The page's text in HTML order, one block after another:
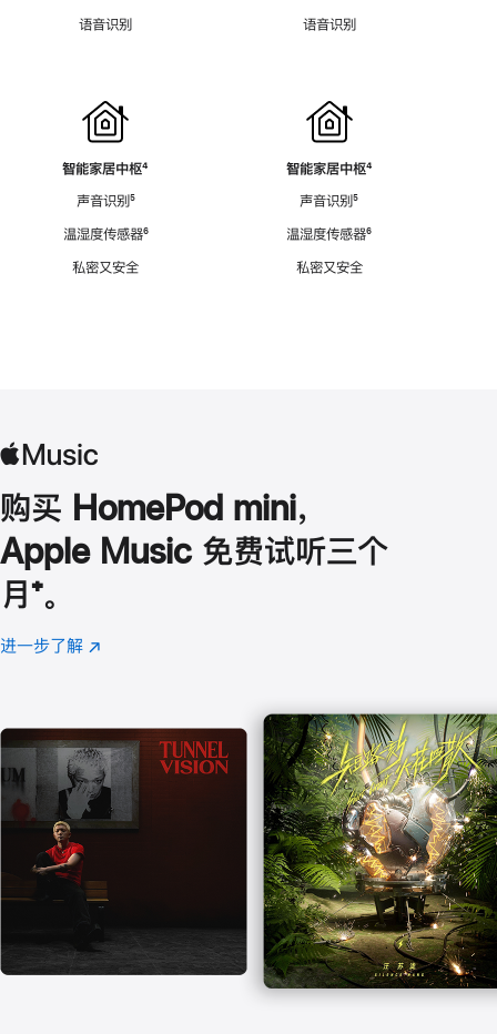
语音识别
智能家居中枢脚
⁴
声音识别脚
⁵
温湿度传感器脚
⁶
私密又安全
语音识别
智能家居中枢脚
⁴
声音识别脚
⁵
温湿度传感器脚
⁶
私密又安全
购买 HomePod mini，
Apple Music 免费试听三个
月 脚
注
⁺。
进一步了解 Apple
(在
口
中
打
开)